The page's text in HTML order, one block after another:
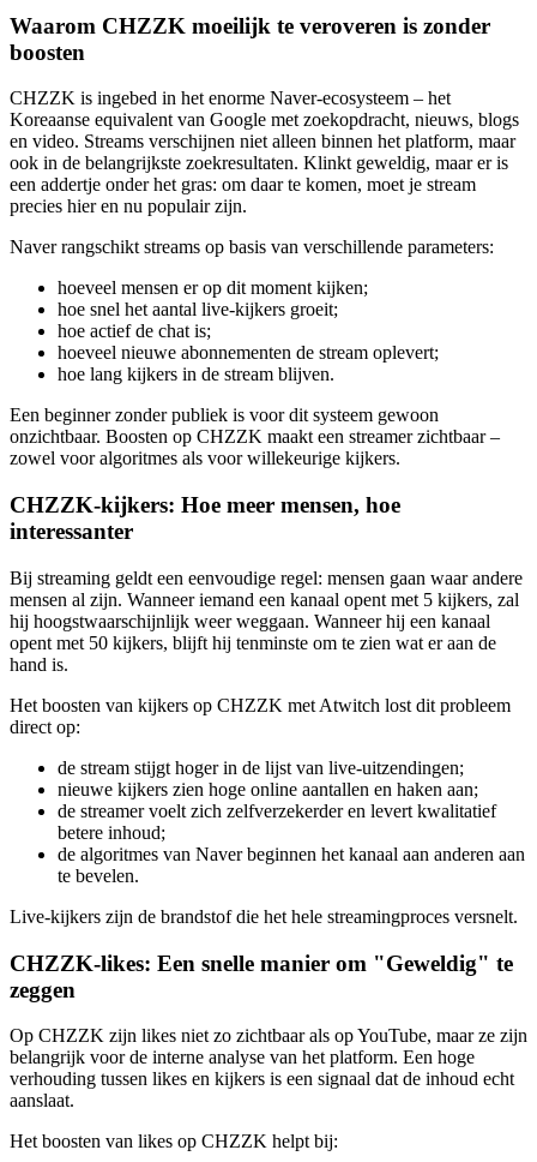
Waarom CHZZK moeilijk te veroveren is zonder
boosten
CHZZK is ingebed in het enorme Naver-ecosysteem – het
Koreaanse equivalent van Google met zoekopdracht, nieuws, blogs
en video. Streams verschijnen niet alleen binnen het platform, maar
ook in de belangrijkste zoekresultaten. Klinkt geweldig, maar er is
een addertje onder het gras: om daar te komen, moet je stream
precies hier en nu populair zijn.
Naver rangschikt streams op basis van verschillende parameters:
hoeveel mensen er op dit moment kijken;
hoe snel het aantal live-kijkers groeit;
hoe actief de chat is;
hoeveel nieuwe abonnementen de stream oplevert;
hoe lang kijkers in de stream blijven.
Een beginner zonder publiek is voor dit systeem gewoon
onzichtbaar. Boosten op CHZZK maakt een streamer zichtbaar –
zowel voor algoritmes als voor willekeurige kijkers.
CHZZK-kijkers: Hoe meer mensen, hoe
interessanter
Bij streaming geldt een eenvoudige regel: mensen gaan waar andere
mensen al zijn. Wanneer iemand een kanaal opent met 5 kijkers, zal
hij hoogstwaarschijnlijk weer weggaan. Wanneer hij een kanaal
opent met 50 kijkers, blijft hij tenminste om te zien wat er aan de
hand is.
Het boosten van kijkers op CHZZK met Atwitch lost dit probleem
direct op:
de stream stijgt hoger in de lijst van live-uitzendingen;
nieuwe kijkers zien hoge online aantallen en haken aan;
de streamer voelt zich zelfverzekerder en levert kwalitatief
betere inhoud;
de algoritmes van Naver beginnen het kanaal aan anderen aan
te bevelen.
Live-kijkers zijn de brandstof die het hele streamingproces versnelt.
CHZZK-likes: Een snelle manier om "Geweldig" te
zeggen
Op CHZZK zijn likes niet zo zichtbaar als op YouTube, maar ze zijn
belangrijk voor de interne analyse van het platform. Een hoge
verhouding tussen likes en kijkers is een signaal dat de inhoud echt
aanslaat.
Het boosten van likes op CHZZK helpt bij: